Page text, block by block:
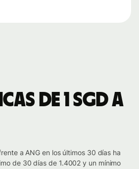
de 1 SGD a
a ANG en los últimos 30 días ha
de 30 días de 1.4002 y un mínimo